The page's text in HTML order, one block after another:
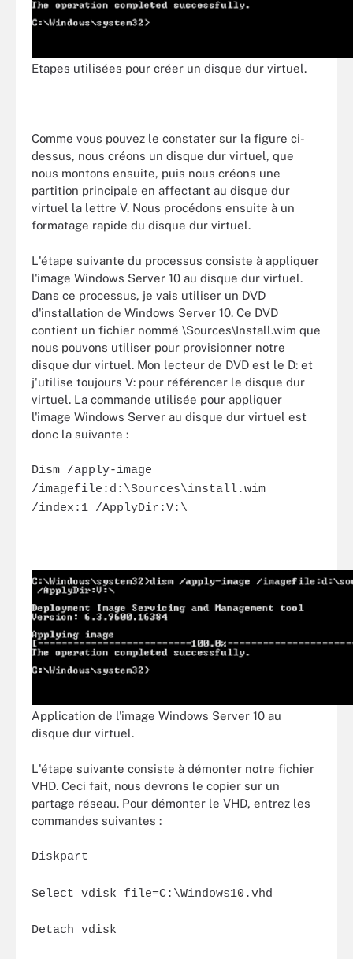
Etapes utilisées pour créer un disque dur virtuel.
Comme vous pouvez le constater sur la figure ci-
dessus, nous créons un disque dur virtuel, que
nous montons ensuite, puis nous créons une
partition principale en affectant au disque dur
virtuel la lettre V. Nous procédons ensuite à un
formatage rapide du disque dur virtuel.
L'étape suivante du processus consiste à appliquer
l'image Windows Server 10 au disque dur virtuel.
Dans ce processus, je vais utiliser un DVD
d'installation de Windows Server 10. Ce DVD
contient un fichier nommé \Sources\Install.wim que
nous pouvons utiliser pour provisionner notre
disque dur virtuel. Mon lecteur de DVD est le D: et
j'utilise toujours V: pour référencer le disque dur
virtuel. La commande utilisée pour appliquer
l'image Windows Server au disque dur virtuel est
donc la suivante :
Dism /apply-image
/imagefile:d:\Sources\install.wim
/index:1 /ApplyDir:V:\
Application de l'image Windows Server 10 au
disque dur virtuel.
L'étape suivante consiste à démonter notre fichier
VHD. Ceci fait, nous devrons le copier sur un
partage réseau. Pour démonter le VHD, entrez les
commandes suivantes :
Diskpart
Select vdisk file=C:\Windows10.vhd
Detach vdisk